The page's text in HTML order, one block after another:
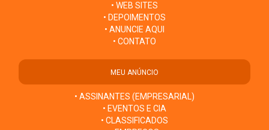
• WEB SITES
• DEPOIMENTOS
• ANUNCIE AQUI
• CONTATO
MEU ANÚNCIO
• ASSINANTES (EMPRESARIAL)
• EVENTOS E CIA
• CLASSIFICADOS